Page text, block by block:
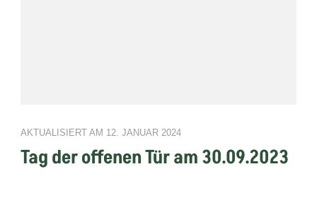
AKTUALISIERT AM 12. JANUAR 2024
Tag der offenen Tür am 30.09.2023